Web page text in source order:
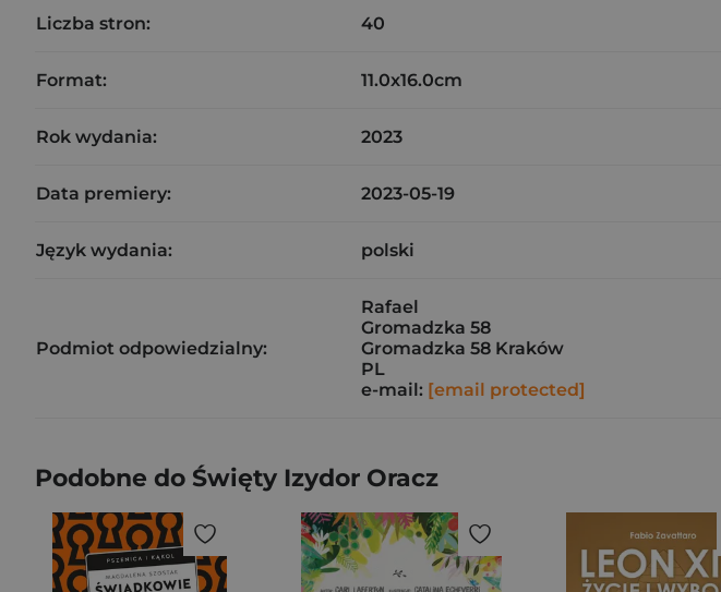
Liczba stron: 40
Format: 11.0x16.0cm
Rok wydania: 2023
Data premiery: 2023-05-19
Język wydania: polski
Podmiot odpowiedzialny:
Rafael
Gromadzka 58
Gromadzka 58 Kraków
PL
e-mail: [email protected]
Podobne do Święty Izydor Oracz